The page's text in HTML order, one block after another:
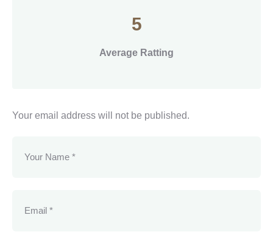
5
Average Ratting
Your email address will not be published.